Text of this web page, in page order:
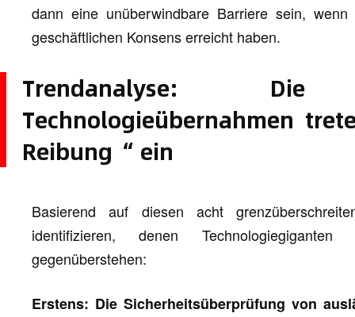
dann eine unüberwindbare Barriere sein,
geschäftlichen Konsens erreicht haben.
Trendanalyse: Die
Technologieübernahmen
Reibung“ ein
Basierend auf diesen acht
identifizieren, denen Technologiegiganten
gegenüberstehen:
Erstens: Die Sicherheitsüberprüfung von